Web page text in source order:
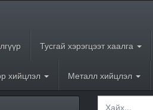
Тусгай хэрэгцээт хаалга
хийцлэл Металл хийцлэл